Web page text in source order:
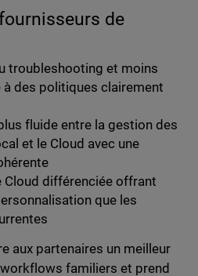
de
troubleshooting et moins
à des politiques clairement
fluide entre la gestion des
et le Cloud avec une
Cloud différenciée offrant
que les
aux partenaires un meilleur
familiers et prend